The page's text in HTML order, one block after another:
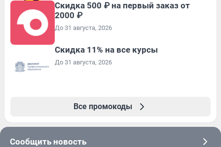
Скидка 500 ₽ на первый заказ от
2000 ₽
До 31 августа, 2026
Скидка 11% на все курсы
До 31 августа, 2026
Все промокоды
Сообщить новость